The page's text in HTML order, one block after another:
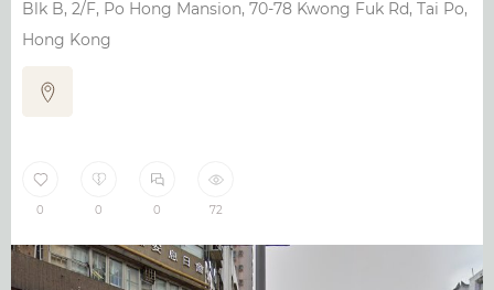
Blk B, 2/F, Po Hong Mansion, 70-78 Kwong Fuk Rd, Tai Po,
Hong Kong
0 0 0 72